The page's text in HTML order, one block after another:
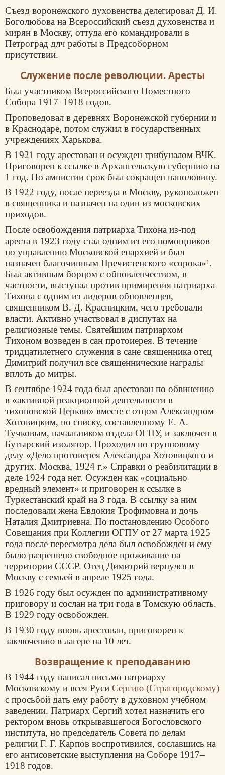
Съезд воронежского духовенства делегировал Д. И.
Боголюбова на Всероссийский съезд духовенства и
мирян в Москву, оттуда его командировали в
Петроград длч работы в Предсоборном
присутствии.
Служение после революции. Аресты
Был участником Всероссийского Поместного
Собора 1917–1918 годов.
Проповедовал в деревнях Воронежской губернии и
в Краснодаре, потом служил в государственных
учреждениях Харькова.
В 1921 году арестован и осужден трибуналом ВЧК.
Приговорен к ссылке в Архангельскую губернию на
1 год. По амнистии срок был сокращен наполовину.
В 1922 году, после переезда в Москву, рукоположен
в священника и назначен на один из московских
приходов.
После освобождения патриарха Тихона из-под
ареста в 1923 году стал одним из его помощников
по управлению Московской епархией и был
назначен благочинным Пречистенского «сорока»1 .
Был активным борцом с обновленчеством, в
частности, выступал против примирения патриарха
Тихона с одним из лидеров обновленцев,
священником В. Д. Красницким, чего требовали
власти. Активно участвовал в диспутах на
религиозные темы. Святейшим патриархом
Тихоном возведен в сан протоиерея. В течение
тридцатилетнего служения в сане священника отец
Димитрий получил все священнические награды
вплоть до митры.
В сентябре 1924 года был арестован по обвинению
в «активной реакционной деятельности в
тихоновской Церкви» вместе с отцом Александром
Хотовицким, по списку, составленному Е. А.
Тучковым, начальником отдела ОГПУ, и заключен в
Бутырский изолятор. Проходил по групповому
делу «Дело протоиерея Александра Хотовицкого и
других. Москва, 1924 г.» Справки о реабилитации в
деле 1924 года нет. Осужден как «социально
вредный элемент» и приговорен к ссылке в
Туркестанский край на 3 года. В ссылку за ним
последовали жена Евдокия Трофимовна и дочь
Наталия Дмитриевна. По постановлению Особого
Совещания при Коллегии ОГПУ от 27 марта 1925
года после пересмотра дела был освобожден и ему
было разрешено свободное проживание на
территории СССР. Отец Димитрий вернулся в
Москву с семьей в апреле 1925 года.
В 1926 году был осужден по административному
приговору и сослан на три года в Томскую область.
В 1929 году освобожден.
В 1930 году вновь арестован, приговорен к
заключению в лагере на 10 лет.
Возвращение к преподаванию
В 1944 году написал письмо патриарху
Московскому и всея Руси Сергию (Страгородскому)
с просьбой дать ему работу в духовном учебном
заведении. Патриарх Сергий хотел назначить его
ректором вновь открывавшегося Богословского
института, но председатель Совета по делам
религии Г. Г. Карпов воспротивился, сославшись на
его антисоветские выступления на Соборе 1917–
1918 годов.